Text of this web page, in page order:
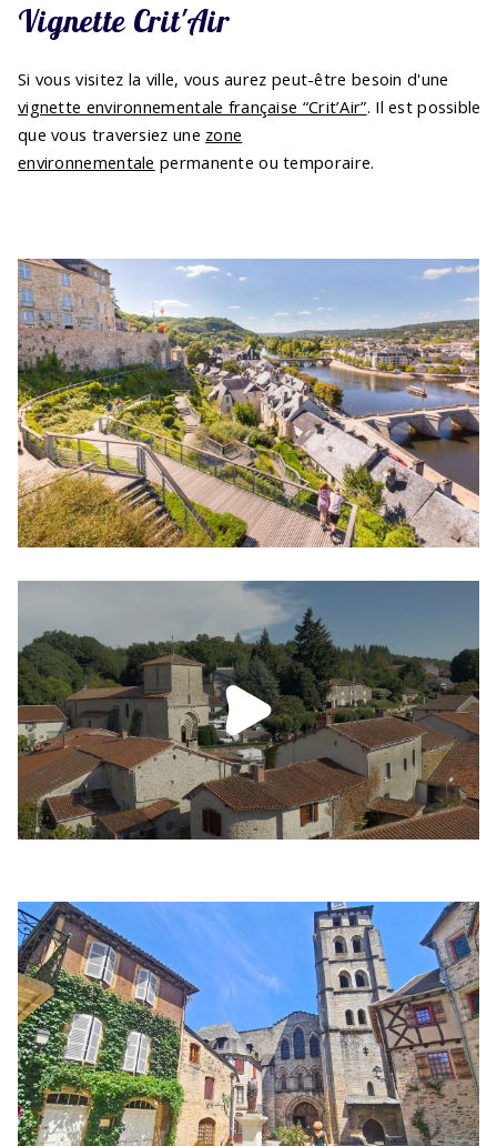
Vignette Crit'Air
Si vous visitez la ville, vous aurez peut-être besoin d'une
vignette environnementale française “Crit’Air”. Il est possible
que vous traversiez une zone
environnementale permanente ou temporaire.